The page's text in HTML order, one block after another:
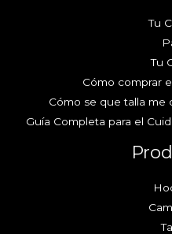
Tu
Tu
Cómo comprar
Cómo se que talla me
Guía Completa para el